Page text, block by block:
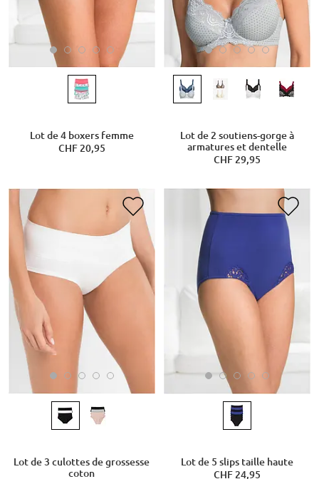
Lot de 4 boxers femme
CHF 20,95
Lot de 2 soutiens-gorge à
armatures et dentelle
CHF 29,95
Lot de 3 culottes de grossesse
coton
Lot de 5 slips taille haute
CHF 24,95